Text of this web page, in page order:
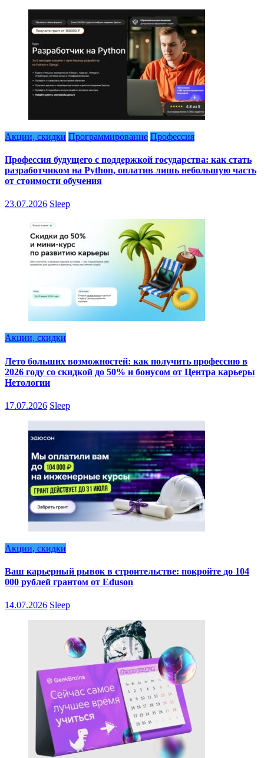
Акции, скидки Программирование Профессия
Профессия будущего с поддержкой государства: как стать
разработчиком на Python, оплатив лишь небольшую часть
от стоимости обучения
23.07.2026 Sleep
Акции, скидки
Лето больших возможностей: как получить профессию в
2026 году со скидкой до 50% и бонусом от Центра карьеры
Нетологии
17.07.2026 Sleep
Акции, скидки
Ваш карьерный рывок в строительстве: покройте до 104
000 рублей грантом от Eduson
14.07.2026 Sleep